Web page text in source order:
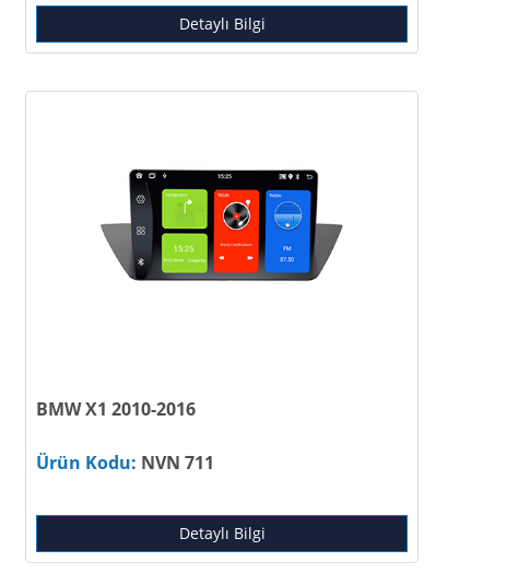
Detaylı Bilgi
BMW X1 2010-2016
Ürün Kodu: NVN 711
Detaylı Bilgi